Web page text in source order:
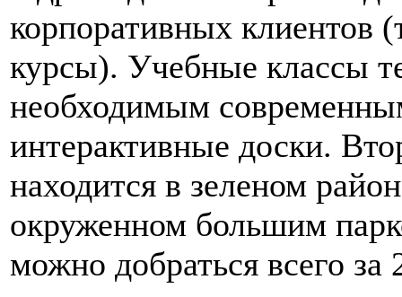
корпоративных клиентов
курсы). Учебные классы
необходимым
интерактивные доски.
находится в зеленом
окруженном большим
можно добраться всего за